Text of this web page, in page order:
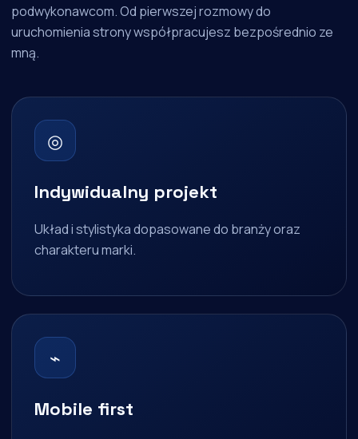
podwykonawcom. Od pierwszej rozmowy do
uruchomienia strony współpracujesz bezpośrednio ze
mną.
◎
Indywidualny projekt
Układ i stylistyka dopasowane do branży oraz
charakteru marki.
⌁
Mobile first